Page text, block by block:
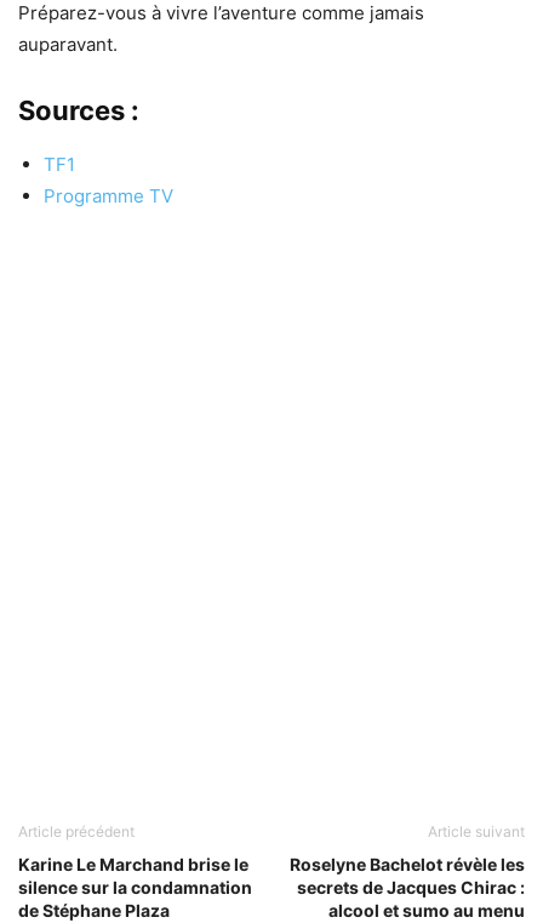
Préparez-vous à vivre l’aventure comme jamais
auparavant.
Sources :
TF1
Programme TV
Article précédent
Karine Le Marchand brise le
silence sur la condamnation
de Stéphane Plaza
Article suivant
Roselyne Bachelot révèle les
secrets de Jacques Chirac :
alcool et sumo au menu